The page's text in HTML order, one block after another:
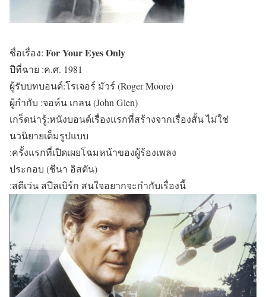
ชื่อเรื่อง: For Your Eyes Only
ปีที่ฉาย :ค.ศ. 1981
ผู้รับบทบอนด์:โรเจอร์ มัวร์ (Roger Moore)
ผู้กำกับ :จอห์น เกลน (John Glen)
เกร็ดน่ารู้:หนังบอนด์เรื่องแรกที่สร้างจากเรื่องสั้น ไม่ใช่
นวนิยายเต็มรูปแบบ
:ครั้งแรกที่เปิดเผยโฉมหน้าของผู้ร้องเพลง
ประกอบ (ชีนา อิสตัน)
:สตีเว่น สปีลเบิร์ก สนใจอยากจะกำกับเรื่องนี้